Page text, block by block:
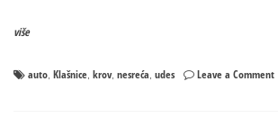
više
auto Klašnice krov, nesreća udes Leave a Commenton